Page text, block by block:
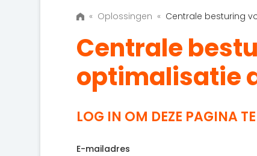
« Oplossingen « Centrale besturing
Centrale
optimalisatie
LOG IN OM DEZE PAGINA
E-mailadres